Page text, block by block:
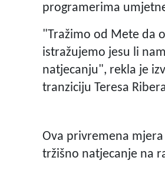
programerima
"Tražimo od Mete da
istražujemo jesu li
natjecanju", rekla je
tranziciju Teresa
Ova privremena
tržišno natjecanje na